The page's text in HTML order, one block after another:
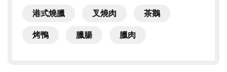
港式燒臘 叉燒肉 茶鵝
烤鴨 臘腸 臘肉